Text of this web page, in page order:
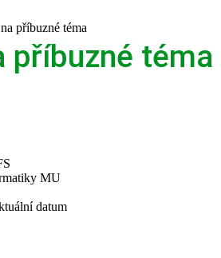
příbuzné téma
příbuzné téma
MU
datum